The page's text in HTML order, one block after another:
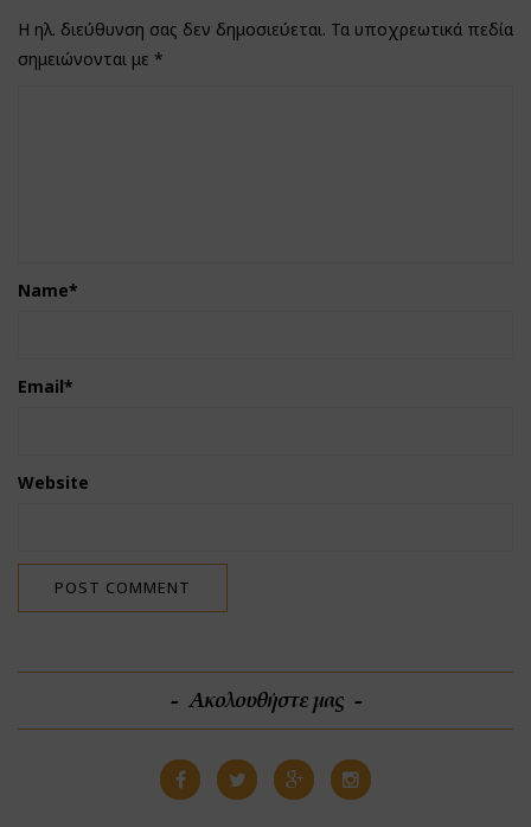
Η ηλ. διεύθυνση σας δεν δημοσιεύεται. Τα υποχρεωτικά πεδία
σημειώνονται με *
Name*
Email*
Website
Ακολουθήστε μας